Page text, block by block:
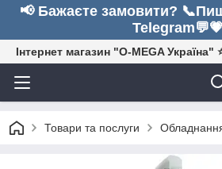
📢 Бажаєте замовити?
Telegram💬💗
Інтернет магазин "O-MEGA Україна"
Товари та послуги